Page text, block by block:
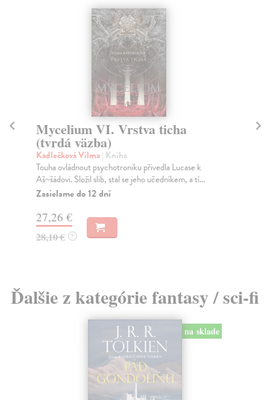
Mycelium VI. Vrstva ticha
(tvrdá väzba)
Kadlečková Vilma| Kniha
Touha ovládnout psychotroniku přivedla Lucase k
Aš~šádovi. Složil slib, stal se jeho učedníkem, a tí...
Zasielame do 12 dní
27,26 €
28,10 € ?
Ďalšie z kategórie fantasy / sci-fi
na sklade